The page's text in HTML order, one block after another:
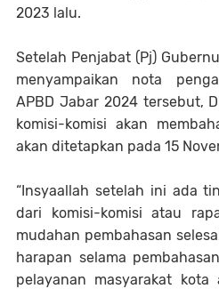
2023 lalu.
Setelah Penjabat (Pj)
menyampaikan nota
APBD Jabar 2024 tersebut,
komisi-komisi akan
akan ditetapkan pada 15
“Insyaallah setelah ini ada
dari komisi-komisi atau
mudahan pembahasan
harapan selama
pelayanan masyarakat kota